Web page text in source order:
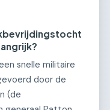
snelle militaire
door de
(de